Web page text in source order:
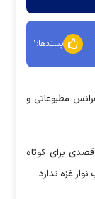
پسندها:۱
مطبوعاتی و
برای کوتاه
غزه ندارد.